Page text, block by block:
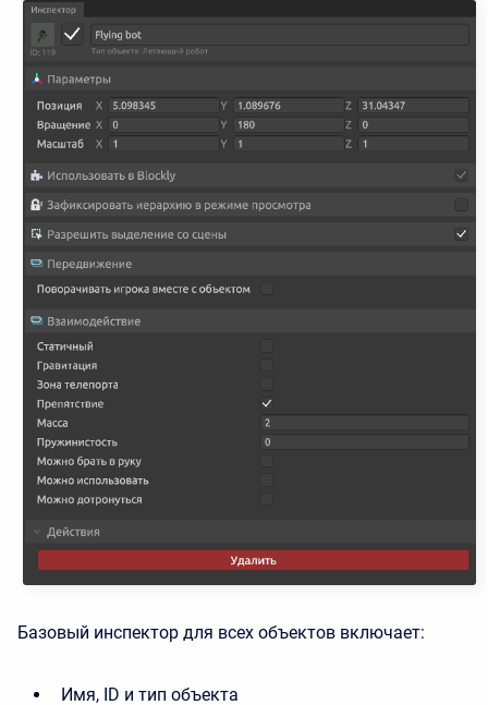
Базовый инспектор для всех объектов включает:
Имя, ID и тип объекта